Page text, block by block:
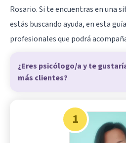
Rosario. Si te encuentras en una
estás buscando ayuda, en esta
profesionales que podrá
¿Eres psicólogo/a y te
más clientes?
1